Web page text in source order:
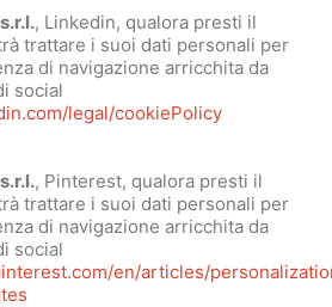
, Linkedin, qualora presti il
trattare i suoi dati personali per
di navigazione arricchita da
social
legal/cookiePolicy
, Pinterest, qualora presti il
trattare i suoi dati personali per
di navigazione arricchita da
social
en/articles/